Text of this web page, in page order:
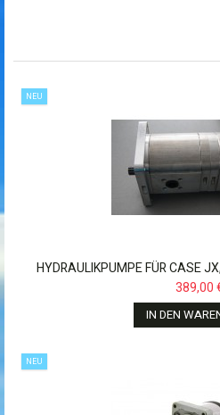
NEU
HYDRAULIKPUMPE FÜR CASE
389,00
IN DEN
NEU